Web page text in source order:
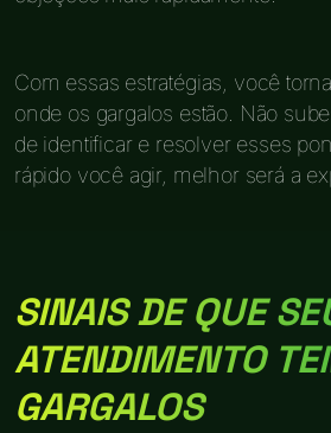
Com essas estratégias, você
onde os gargalos estão. Não
de identificar e resolver esses
rápido você agir, melhor será a
SINAIS DE QUE
ATENDIMENTO
GARGALOS